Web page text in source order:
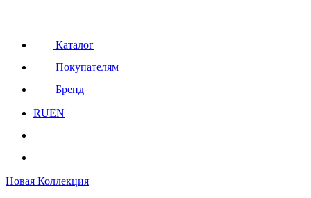
Каталог
Покупателям
Бренд
RUEN
Новая Коллекция